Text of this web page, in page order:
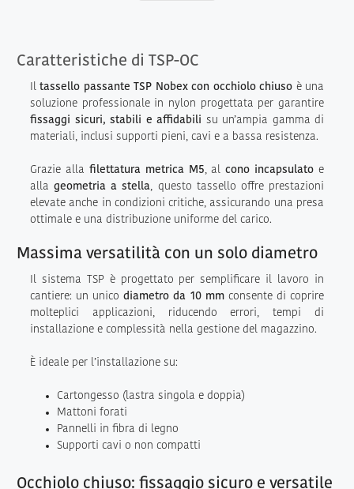
Caratteristiche di TSP-OC
Iltassello passante TSP Nobex con occhiolo chiuso è una
soluzione professionale in nylon progettata per garantire
fissaggi sicuri, stabili e affidabili su un’ampia gamma di
materiali, inclusi supporti pieni, cavi e a bassa resistenza.
Grazie alla filettatura metrica M5, alcono incapsulato e
allageometria a stella, questo tassello offre prestazioni
elevate anche in condizioni critiche, assicurando una presa
ottimale e una distribuzione uniforme del carico.
Massima versatilità con un solo diametro
Il sistema TSP è progettato per semplificare il lavoro in
cantiere: un unicodiametro da 10 mmconsente di coprire
molteplici applicazioni, riducendo errori, tempi di
installazione e complessità nella gestione del magazzino.
È ideale per l’installazione su:
Cartongesso (lastra singola e doppia)
Mattoni forati
Pannelli in fibra di legno
Supporti cavi o non compatti
Occhiolo chiuso: fissaggio sicuro e versatile